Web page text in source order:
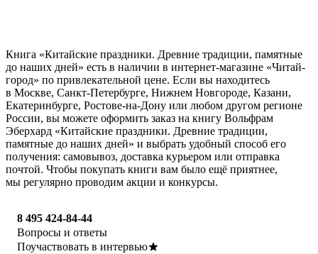
Книга «Китайские праздники. Древние традиции, памятные
до наших дней» есть в наличии в интернет-магазине «Читай-
город» по привлекательной цене. Если вы находитесь
в Москве, Санкт-Петербурге, Нижнем Новгороде, Казани,
Екатеринбурге, Ростове-на-Дону или любом другом регионе
России, вы можете оформить заказ на книгу Вольфрам
Эберхард «Китайские праздники. Древние традиции,
памятные до наших дней» и выбрать удобный способ его
получения: самовывоз, доставка курьером или отправка
почтой. Чтобы покупать книги вам было ещё приятнее,
мы регулярно проводим акции и конкурсы.
8 495 424-84-44
Вопросы и ответы
Поучаствовать в интервью